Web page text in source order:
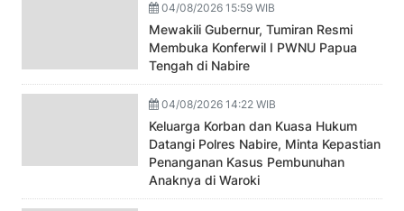
04/08/2026 15:59 WIB
Mewakili Gubernur, Tumiran Resmi
Membuka Konferwil I PWNU Papua
Tengah di Nabire
04/08/2026 14:22 WIB
Keluarga Korban dan Kuasa Hukum
Datangi Polres Nabire, Minta Kepastian
Penanganan Kasus Pembunuhan
Anaknya di Waroki